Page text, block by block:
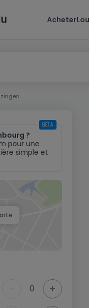
Acheter
?
pour une
simple et
BÊTA
0 +